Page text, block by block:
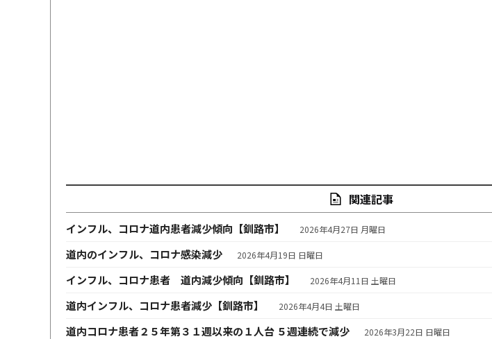
関連記事
インフル、コロナ道内患者減少傾向【釧路市】 2026年4月27日 月曜日
道内のインフル、コロナ感染減少 2026年4月19日 日曜日
インフル、コロナ患者 道内減少傾向【釧路市】 2026年4月11日 土曜日
道内インフル、コロナ患者減少【釧路市】 2026年4月4日 土曜日
道内コロナ患者２５年第３１週以来の１人台 ５週連続で減少 2026年3月22日 日曜日